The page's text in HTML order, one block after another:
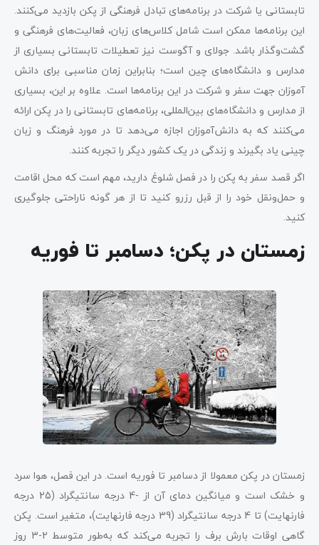
تابستانی یا شرکت در برنامه‌های تبادل فرهنگی از پکن بازدید می‌کنند.
این برنامه‌ها ممکن است شامل کلاس‌های زبان، فعالیت‌های‌ فرهنگی و
گشت‌وگذار باشد. جولای و آگوست نیز تعطیلات تابستانی بسیاری از
مدارس و دانشگاه‌های چین است؛ بنابراین زمان مناسبی برای دانش
آموزان جهت سفر و شرکت در این برنامه‌ها است. علاوه بر این، بسیاری
از مدارس و دانشگاه‌های بین‌المللی، برنامه‌های تابستانی را در پکن ارائه
می‌کنند که به دانش‌آموزان اجازه می‌دهد تا در مورد فرهنگ و زبان
چینی یاد بگیرند و زندگی در یک کشور دیگر را تجربه کنند.
اگر قصد سفر به پکن را در فصل شلوغ دارید، مهم است که محل اقامت
و حمل‌ونقل خود را از قبل رزرو کنید تا از هر گونه ناراحتی جلوگیری
کنید.
زمستان در پکن؛ دسامبر تا فوریه
زمستان در پکن معمولا از دسامبر تا فوریه است. در این فصل، هوا سرد
و خشک است و میانگین دمای آن از -4 درجه سانتیگراد (25 درجه
فارنهایت) تا 4 درجه سانتیگراد (39 درجه فارنهایت)، متغیر است. پکن
گاهی اوقات بارش برف را تجربه می‌کند که به‌طور متوسط 2-3 روز